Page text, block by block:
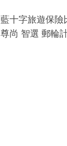
藍十字旅遊保險
尊尚 智選 郵輪